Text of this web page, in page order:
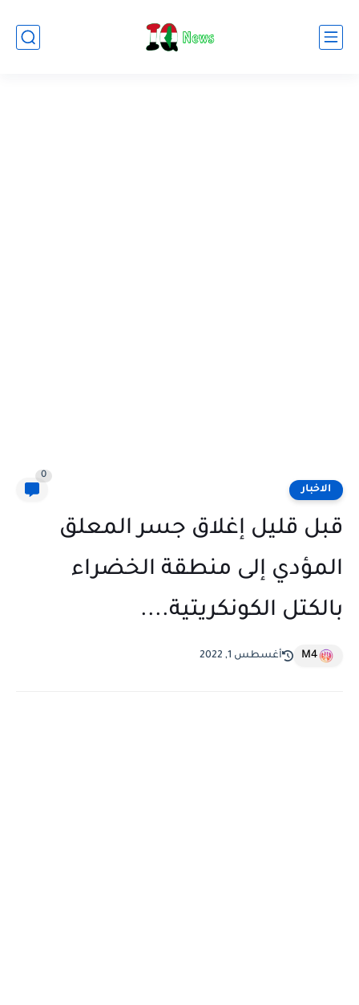
الاخبار
0
قبل قليل إغلاق جسر المعلق
المؤدي إلى منطقة الخضراء
بالكتل الكونكريتية....
M4 أغسطس 1, 2022